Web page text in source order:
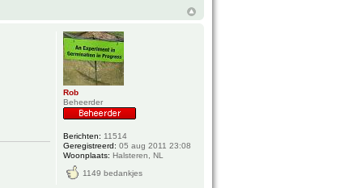
Rob
Beheerder
Berichten: 11514
Geregistreerd: 05 aug 2011 23:08
Woonplaats: Halsteren, NL
1149 bedankjes